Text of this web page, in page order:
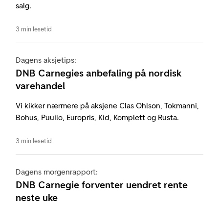
salg.
3 min lesetid
Dagens aksjetips:
DNB Carnegies anbefaling på nordisk
varehandel
Vi kikker nærmere på aksjene Clas Ohlson, Tokmanni,
Bohus, Puuilo, Europris, Kid, Komplett og Rusta.
3 min lesetid
Dagens morgenrapport:
DNB Carnegie forventer uendret rente
neste uke